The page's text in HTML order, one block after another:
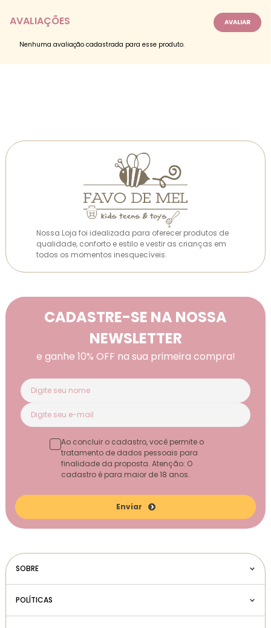
AVALIAÇÕES
Nenhuma avaliação cadastrada para esse produto.
Nossa Loja foi idealizada para oferecer produtos de
qualidade, conforto e estilo e vestir as crianças em
todos os momentos inesquecíveis.
CADASTRE-SE NA NOSSA
NEWSLETTER
e ganhe 10% OFF na sua primeira compra!
Enviar
Ao concluir o cadastro, você permite o
tratamento de dados pessoais para
finalidade da proposta. Atenção: O
cadastro é para maior de 18 anos.
SOBRE
POLÍTICAS